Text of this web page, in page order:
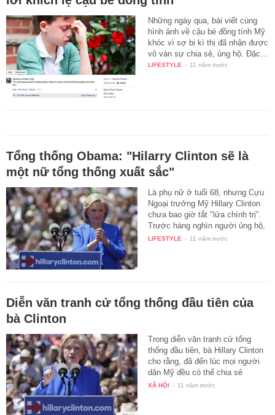
Những ngày qua, bài viết cùng
hình ảnh về cậu bé đồng tính Mỹ
khóc vì sợ bị kì thị đã nhận được
vô vàn sự chia sẻ, ủng hộ. Đặc…
LIFESTYLE - 11 năm trước
Tổng thống Obama: "Hilarry Clinton sẽ là
một nữ tổng thống xuất sắc"
Là phụ nữ ở tuổi 68, nhưng Cựu
Ngoại trưởng Mỹ Hillary Clinton
chưa bao giờ tắt "lửa chính trị”.
Trước hàng nghìn người ủng hộ,
…
LIFESTYLE - 11 năm trước
Diễn văn tranh cử tổng thống đầu tiên của
bà Clinton
Trong diễn văn tranh cử tổng
thống đầu tiên, bà Hillary Clinton
cho rằng, đã đến lúc mọi người
dân Mỹ đều có thể chia sẻ
trách…
XÃ HỘI - 11 năm trước